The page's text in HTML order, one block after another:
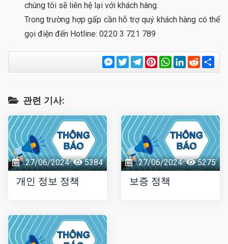
chúng tôi sẽ liên hệ lại với khách hàng.
Trong trường hợp gấp cần hỗ trợ quý khách hàng có thể
gọi điện đến Hotline: 0220 3 721 789
Messenger
TwitterTelegram
Pinterest
WhatsApp
LinkedIn
Reddit
관련 기사:
27/06/2024 5384
개인 정보 정책
27/06/2024 5275
보증 정책